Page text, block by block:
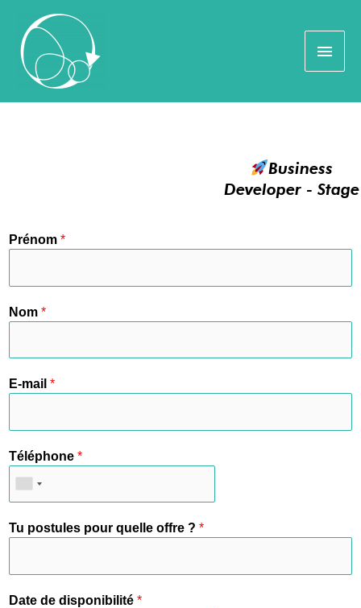
Business
Developer - Stage
Prénom *
Nom *
E-mail *
Téléphone *
Tu postules pour quelle offre ? *
Date de disponibilité *